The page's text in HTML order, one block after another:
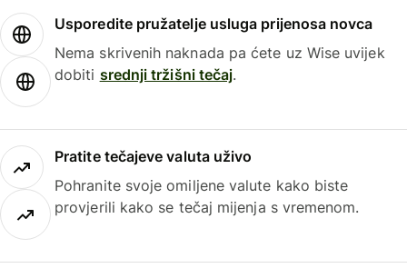
Usporedite pružatelje usluga prijenosa novca
Nema skrivenih naknada pa ćete uz Wise uvijek
dobiti srednji tržišni tečaj.
Pratite tečajeve valuta uživo
Pohranite svoje omiljene valute kako biste
provjerili kako se tečaj mijenja s vremenom.